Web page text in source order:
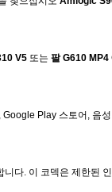
V5 또는 팔 G610 MP4
, Google Play 스토어, 음
니다. 이 코덱은 제한된